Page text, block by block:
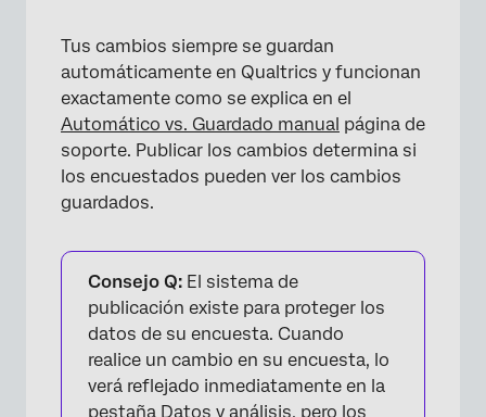
Tus cambios siempre se guardan
automáticamente en Qualtrics y funcionan
exactamente como se explica en el
Automático vs. Guardado manual página de
soporte. Publicar los cambios determina si
los encuestados pueden ver los cambios
guardados.
Consejo Q: El sistema de
publicación existe para proteger los
datos de su encuesta. Cuando
realice un cambio en su encuesta, lo
verá reflejado inmediatamente en la
pestaña Datos y análisis, pero los